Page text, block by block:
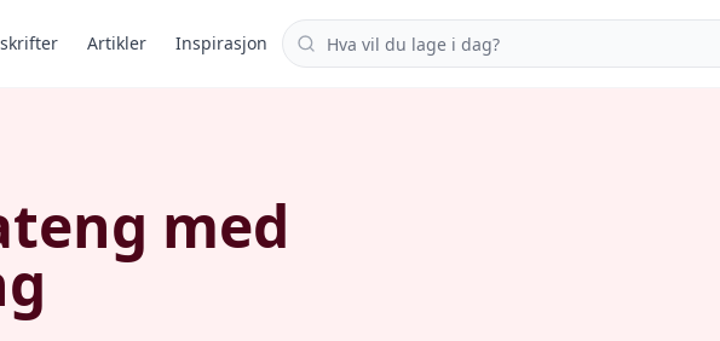
Artikler Inspirasjon Søk i oppskrifter
med